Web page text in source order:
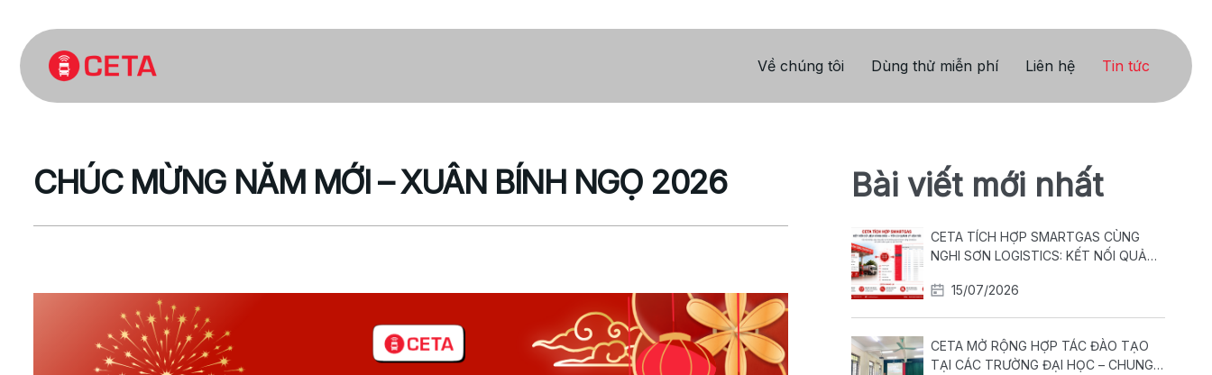
Về chúng tôi Dùng thử miễn phí Liên hệ Tin tức
CHÚC MỪNG NĂM MỚI – XUÂN BÍNH NGỌ 2026 Bài viết mới nhất
CETA TÍCH HỢP SMARTGAS CÙNG
NGHI SƠN LOGISTICS: KẾT NỐI QUẢN
15/07/2026
CETA MỞ RỘNG HỢP TÁC ĐÀO TẠO
TẠI CÁC TRƯỜNG ĐẠI HỌC – CHUNG